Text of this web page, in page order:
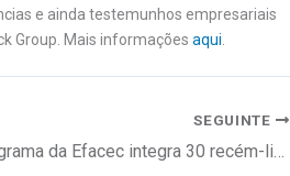
e ainda testemunhos empresariais
Group. Mais informações aqui.
SEGUINTE
Programa da Efacec integra 30 recém-licenciados